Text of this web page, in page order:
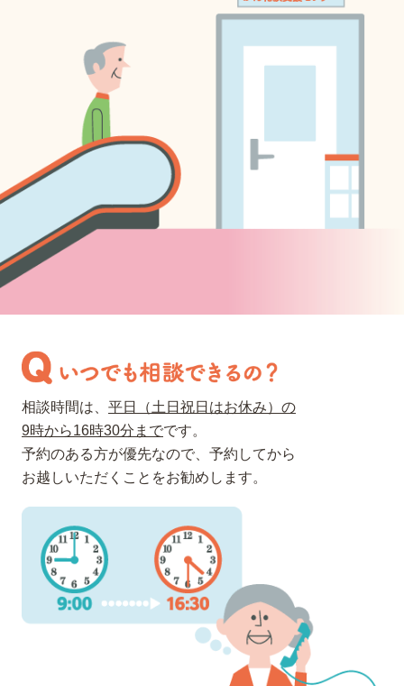
相談時間は、 平日（土日祝日はお休み）の
9時から16時30分までです。
予約のある方が優先なので、予約してから
お越しいただく ことをお勧めします。